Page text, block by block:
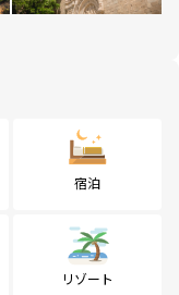
宿泊
リゾート